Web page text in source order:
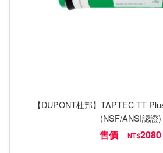
【DUPONT杜邦】TAPTEC TT-
(NSF/ANSI認證)
售價 NT$2080